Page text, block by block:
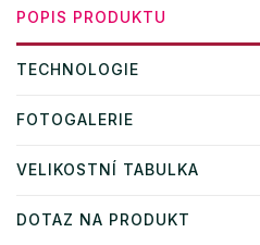
POPIS PRODUKTU
TECHNOLOGIE
FOTOGALERIE
VELIKOSTNÍ TABULKA
DOTAZ NA PRODUKT